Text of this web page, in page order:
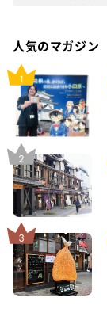
人気のマガジン